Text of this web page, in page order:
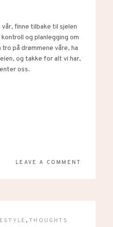
finne tilbake til sjelen
og planlegging om
på drømmene våre, ha
og takke for alt vi har,
oss.
LEAVE A COMMENT
, THOUGHTS